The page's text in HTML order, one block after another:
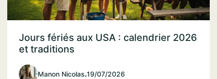
Jours fériés aux USA : calendrier 2026
et traditions
Manon Nicolas.19/07/2026